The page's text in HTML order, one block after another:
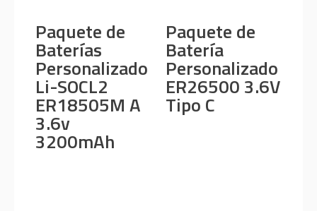
Paquete de
Baterías
Personalizado
Li-SOCL2
ER18505M A
3.6v
3200mAh
Paquete de
Batería
Personalizado
ER26500 3.6V
Tipo C